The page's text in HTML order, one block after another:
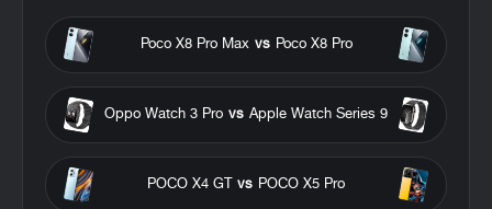
Poco X8 Pro
vs
Poco X8 Pro Max
Apple Watch Series 9
vs
Oppo Watch 3 Pro
POCO X5 Pro
vs
POCO X4 GT